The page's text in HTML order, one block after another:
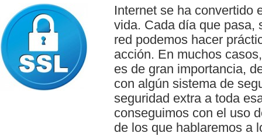
Internet se ha convertido
vida. Cada día que pasa,
red podemos hacer
acción. En muchos
es de gran importancia,
con algún sistema de
seguridad extra a toda
conseguimos con el uso
de los que hablaremos a